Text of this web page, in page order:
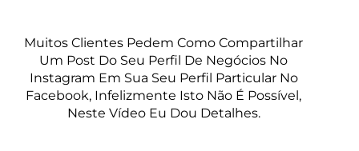
Muitos Clientes Pedem Como Compartilhar
Um Post Do Seu Perfil De Negócios No
Instagram Em Sua Seu Perfil Particular No
Facebook, Infelizmente Isto Não É Possível,
Neste Vídeo Eu Dou Detalhes.